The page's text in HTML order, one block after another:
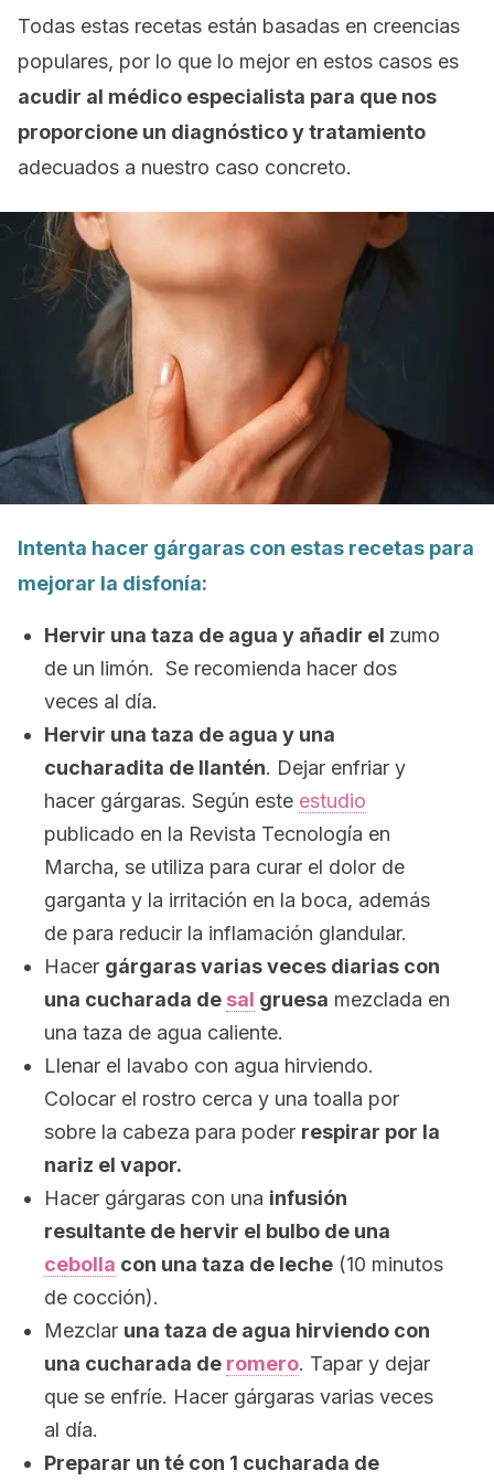
Todas estas recetas están basadas en creencias
populares, por lo que lo mejor en estos casos es
acudir al médico especialista para que nos
proporcione un diagnóstico y tratamiento
adecuados a nuestro caso concreto.
Intenta hacer gárgaras con estas recetas para
mejorar la disfonía:
Hervir una taza de agua y añadir el zumo
de un limón. Se recomienda hacer dos
veces al día.
Hervir una taza de agua y una
cucharadita de llantén. Dejar enfriar y
hacer gárgaras. Según este estudio
publicado en la Revista Tecnología en
Marcha, se utiliza para curar el dolor de
garganta y la irritación en la boca, además
de para reducir la inflamación glandular.
Hacer gárgaras varias veces diarias con
una cucharada de sal gruesa mezclada en
una taza de agua caliente.
Llenar el lavabo con agua hirviendo.
Colocar el rostro cerca y una toalla por
sobre la cabeza para poder respirar por la
nariz el vapor.
Hacer gárgaras con una infusión
resultante de hervir el bulbo de una
cebolla con una taza de leche (10 minutos
de cocción).
Mezclar una taza de agua hirviendo con
una cucharada de romero. Tapar y dejar
que se enfríe. Hacer gárgaras varias veces
al día.
Preparar un té con 1 cucharada de